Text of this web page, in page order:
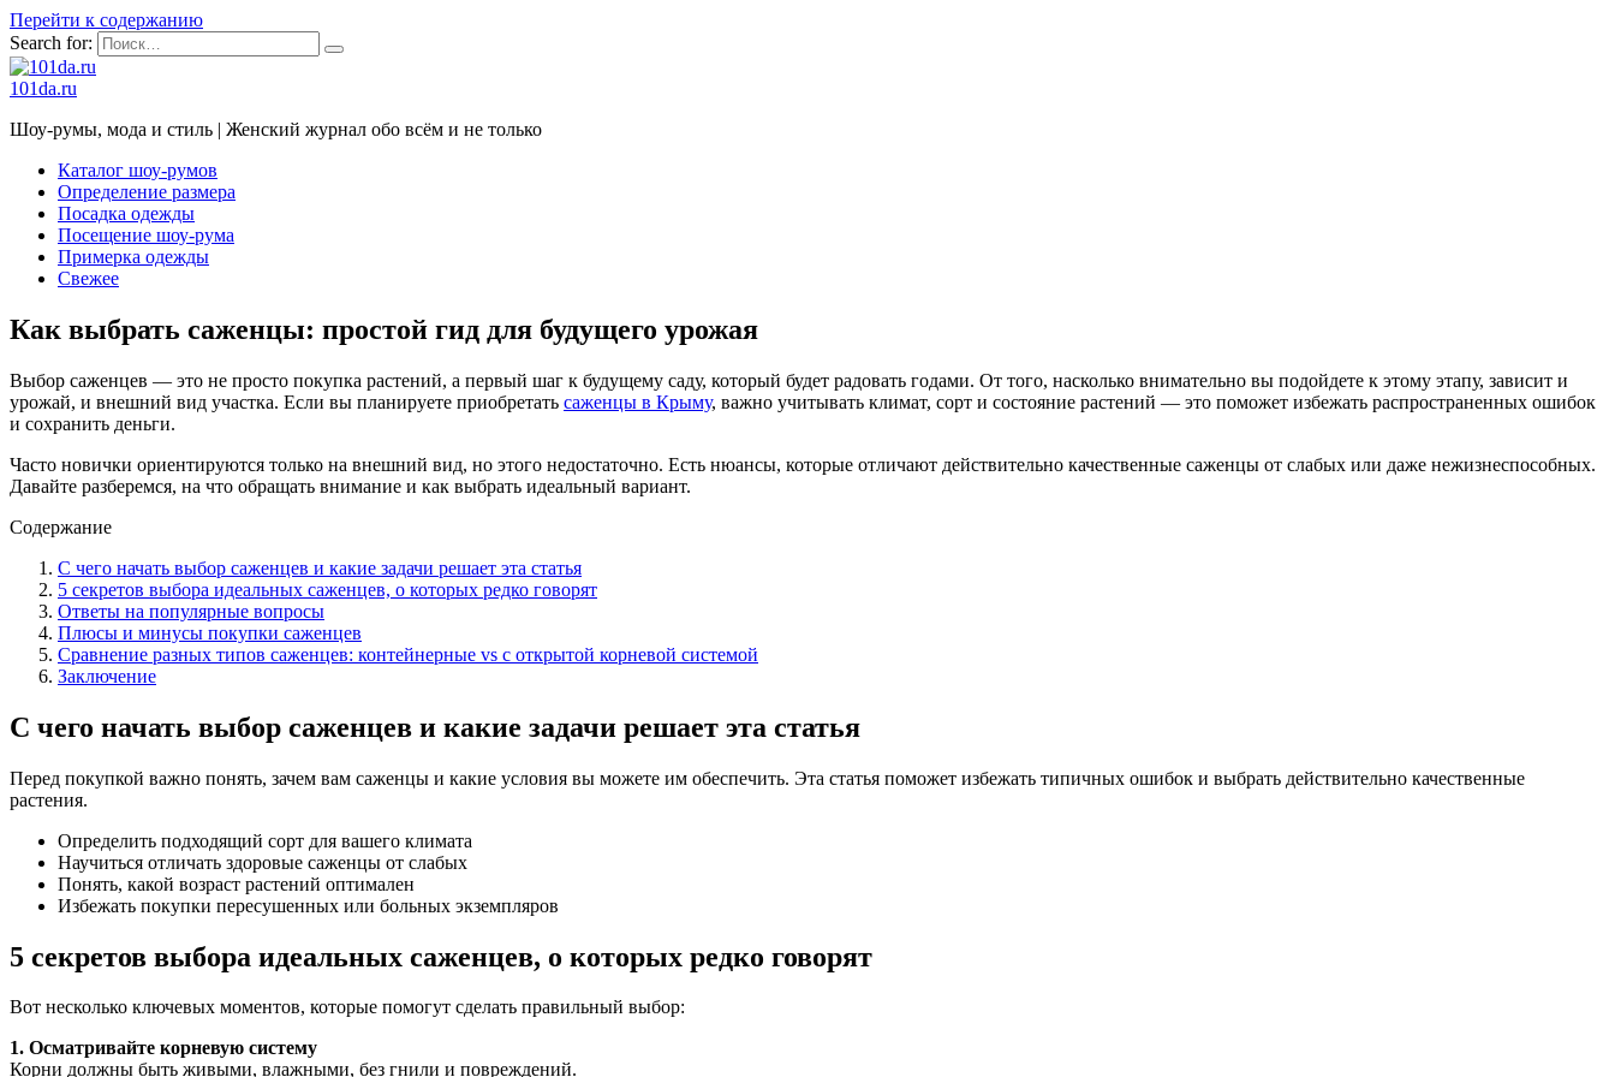
Перейти к содержанию
Search for:
101da.ru
Шоу-румы, мода и стиль | Женский журнал обо всём и не только
Каталог шоу-румов
Определение размера
Посадка одежды
Посещение шоу-рума
Примерка одежды
Свежее
Как выбрать саженцы: простой гид для будущего урожая
Выбор саженцев — это не просто покупка растений, а первый шаг к будущему саду, который будет радовать годами. От того, насколько внимательно вы подойдете к этому этапу, зависит и
урожай, и внешний вид участка. Если вы планируете приобретать саженцы в Крыму, важно учитывать климат, сорт и состояние растений — это поможет избежать распространенных ошибок
и сохранить деньги.
Часто новички ориентируются только на внешний вид, но этого недостаточно. Есть нюансы, которые отличают действительно качественные саженцы от слабых или даже нежизнеспособных.
Давайте разберемся, на что обращать внимание и как выбрать идеальный вариант.
Содержание
С чего начать выбор саженцев и какие задачи решает эта статья
5 секретов выбора идеальных саженцев, о которых редко говорят
Ответы на популярные вопросы
Плюсы и минусы покупки саженцев
Сравнение разных типов саженцев: контейнерные vs с открытой корневой системой
Заключение
С чего начать выбор саженцев и какие задачи решает эта статья
Перед покупкой важно понять, зачем вам саженцы и какие условия вы можете им обеспечить. Эта статья поможет избежать типичных ошибок и выбрать действительно качественные
растения.
Определить подходящий сорт для вашего климата
Научиться отличать здоровые саженцы от слабых
Понять, какой возраст растений оптимален
Избежать покупки пересушенных или больных экземпляров
5 секретов выбора идеальных саженцев, о которых редко говорят
Вот несколько ключевых моментов, которые помогут сделать правильный выбор:
1. Осматривайте корневую систему
Корни должны быть живыми, влажными, без гнили и повреждений.